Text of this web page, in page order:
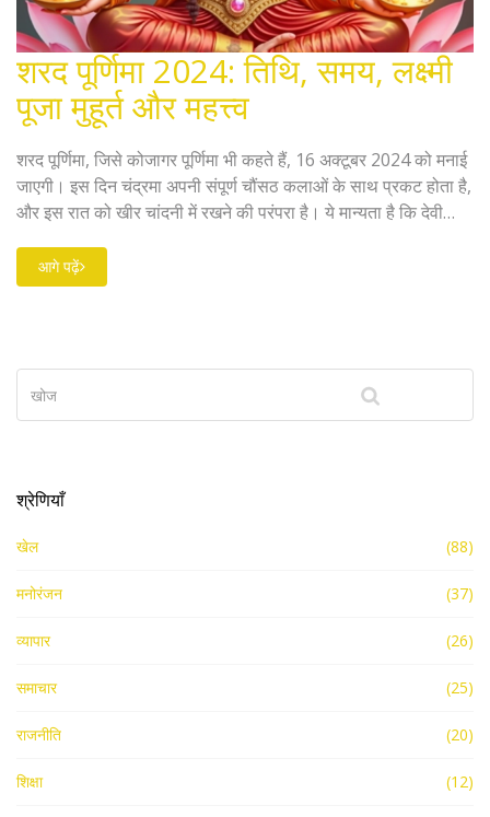
शरद पूर्णिमा 2024: तिथि, समय, लक्ष्मी
पूजा मुहूर्त और महत्त्व
शरद पूर्णिमा, जिसे कोजागर पूर्णिमा भी कहते हैं, 16 अक्टूबर 2024 को मनाई
जाएगी। इस दिन चंद्रमा अपनी संपूर्ण चौंसठ कलाओं के साथ प्रकट होता है,
और इस रात को खीर चांदनी में रखने की परंपरा है। ये मान्यता है कि देवी
आगे पढ़ें
श्रेणियाँ
खेल (88)
मनोरंजन (37)
व्यापार (26)
समाचार (25)
राजनीति (20)
शिक्षा (12)